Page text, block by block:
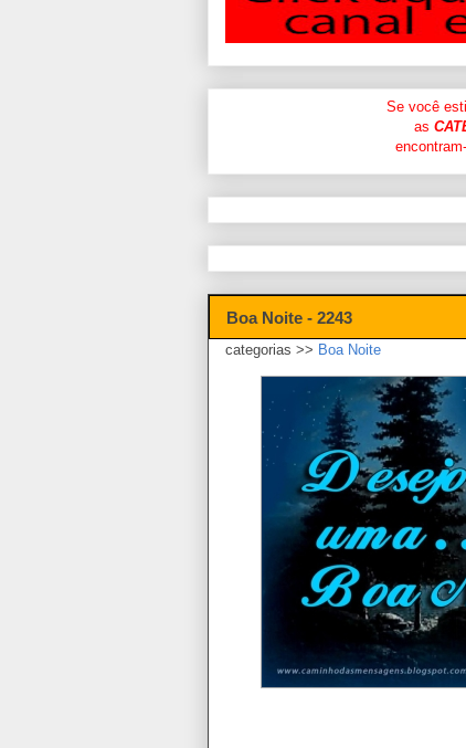
Se você
as
Boa Noite - 2243
categorias >> Boa Noite
Mensagem